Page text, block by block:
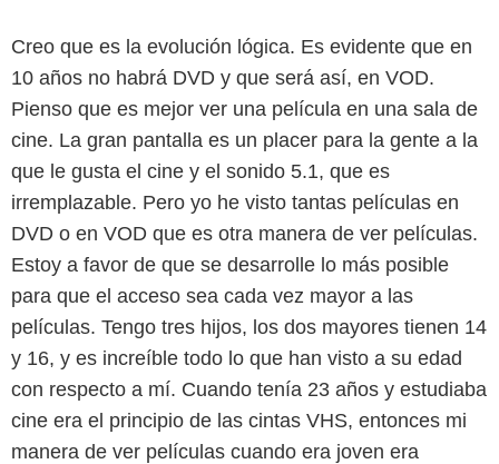
Creo que es la evolución lógica. Es evidente que en
10 años no habrá DVD y que será así, en VOD.
Pienso que es mejor ver una película en una sala de
cine. La gran pantalla es un placer para la gente a la
que le gusta el cine y el sonido 5.1, que es
irremplazable. Pero yo he visto tantas películas en
DVD o en VOD que es otra manera de ver películas.
Estoy a favor de que se desarrolle lo más posible
para que el acceso sea cada vez mayor a las
películas. Tengo tres hijos, los dos mayores tienen 14
y 16, y es increíble todo lo que han visto a su edad
con respecto a mí. Cuando tenía 23 años y estudiaba
cine era el principio de las cintas VHS, entonces mi
manera de ver películas cuando era joven era